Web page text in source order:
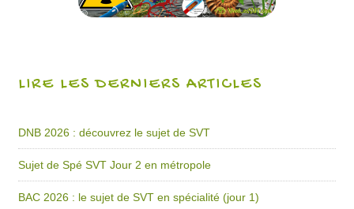
LIRE LES DERNIERS ARTICLES
DNB 2026 : découvrez le sujet de SVT
Sujet de Spé SVT Jour 2 en métropole
BAC 2026 : le sujet de SVT en spécialité (jour 1)